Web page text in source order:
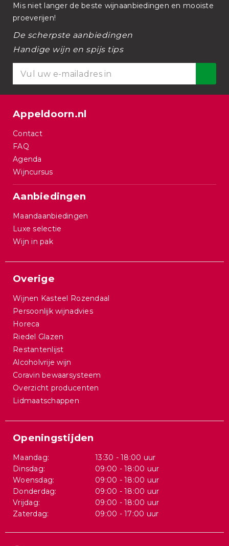
Mis niet langer de beste wijnaanbiedingen en mooiste
proeverijen!
De scherpste aanbiedingen
Handige wijn en spijs tips
Appeldoorn.nl
Contact
FAQ
Agenda
Wijncursus
Aanbiedingen
Maandaanbiedingen
Luxe selectie
Wijn in pak
Overige
Wijnen Kasteel Rozendaal
Persoonlijk wijnadvies
Horeca
Riedel Glazen
Restantenlijst
Alcoholvrije wijn
Coravin bewaarsysteem
Overzicht producenten
Lidmaatschappen
Openingstijden
Maandag:
13:30 - 18:00 uur
Dinsdag:
09:00 - 18:00 uur
Woensdag:
09:00 - 18:00 uur
Donderdag:
09:00 - 18:00 uur
Vrijdag:
09:00 - 18:00 uur
Zaterdag:
09:00 - 17:00 uur